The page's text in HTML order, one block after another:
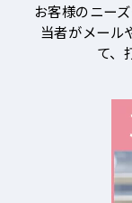
お客様のニー
当者がメール
て、